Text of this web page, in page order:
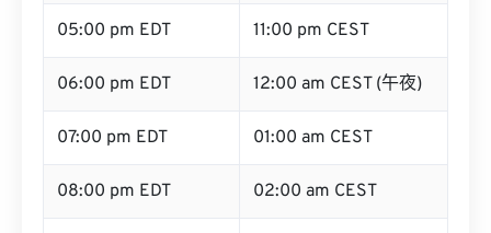
05:00 pm EDT 11:00 pm CEST
06:00 pm EDT 12:00 am CEST (午夜)
07:00 pm EDT 01:00 am CEST
08:00 pm EDT 02:00 am CEST